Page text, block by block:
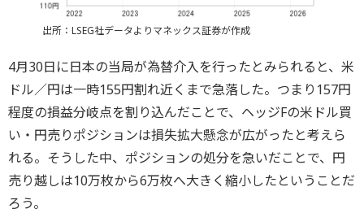
出所：LSEG社データよりマネックス証券が作成
4月30日に日本の当局が為替介入を行ったとみられると、米
ドル／円は一時155円割れ近くまで急落した。つまり157円
程度の損益分岐点を割り込んだことで、ヘッジFの米ドル買
い・円売りポジションは損失拡大懸念が広がったと考えら
れる。そうした中、ポジションの処分を急いだことで、円
売り越しは10万枚から6万枚へ大きく縮小したということだ
ろう。